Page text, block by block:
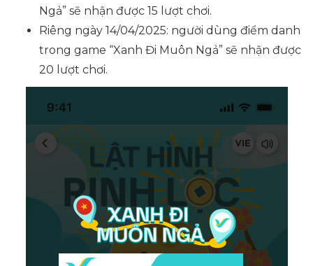
Ngả” sẽ nhận được 15 lượt chơi.
Riêng ngày 14/04/2025: người dùng điểm danh
trong game “Xanh Đi Muôn Ngả” sẽ nhận được
20 lượt chơi.